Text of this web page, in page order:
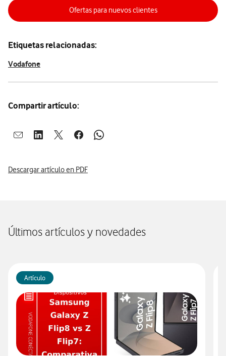
Ofertas para nuevos clientes
Etiquetas relacionadas:
Vodafone
Compartir artículo:
Abrir ventana para compartir en mail
Abrir ventana para compartir en linkedin
Abrir ventana para compartir en twitter
Abrir ventana para compartir en facebook
Abrir ventana para compartir en
Descargar artículo en PDF
Últimos artículos y novedades
Artículo